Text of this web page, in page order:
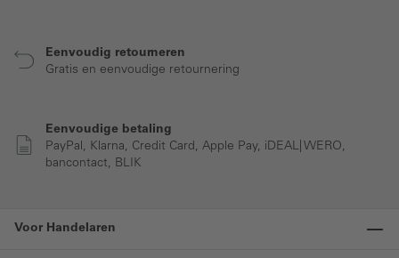
Eenvoudig retourneren
Gratis en eenvoudige retournering
Eenvoudige betaling
PayPal, Klarna, Credit Card, Apple Pay, iDEAL| WERO,
bancontact, BLIK
Voor Handelaren